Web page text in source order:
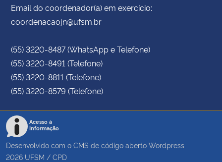
Email do coordenador(a) em exercício:
coordenacaojn@ufsm.br
(55) 3220-8487 (WhatsApp e Telefone)
(55) 3220-8491 (Telefone)
(55) 3220-8811 (Telefone)
(55) 3220-8579 (Telefone)
Acesso à
Informação
Desenvolvido com o CMS de código aberto Wordpress
2026 UFSM / CPD